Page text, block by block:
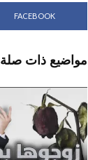
FACEBOOK
مواضيع ذات صلة